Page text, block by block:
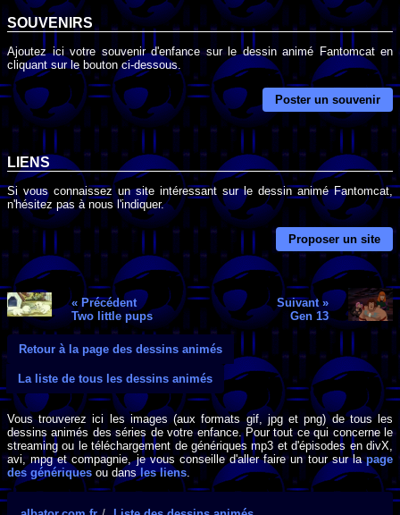
SOUVENIRS
Ajoutez ici votre souvenir d'enfance sur le dessin animé Fantomcat en
cliquant sur le bouton ci-dessous.
Poster un souvenir
LIENS
Si vous connaissez un site intéressant sur le dessin animé Fantomcat,
n'hésitez pas à nous l'indiquer.
Proposer un site
« Précédent
Two little pups
Suivant »
Gen 13
Retour à la page des dessins animés
La liste de tous les dessins animés
Vous trouverez ici les images (aux formats gif, jpg et png) de tous les
dessins animés des séries de votre enfance. Pour tout ce qui concerne le
streaming ou le téléchargement de génériques mp3 et d'épisodes en divX,
avi, mpg et compagnie, je vous conseille d'aller faire un tour sur lapage
des génériques ou dansles liens.